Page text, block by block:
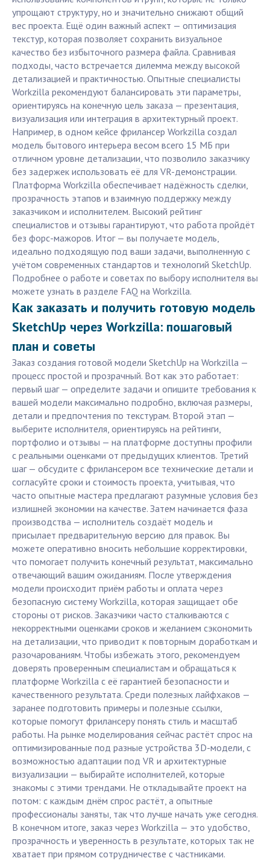
упрощают структуру, но и значительно снижают общий
вес проекта. Ещё один важный аспект — оптимизация
текстур, которая позволяет сохранить визуальное
качество без избыточного размера файла. Сравнивая
подходы, часто встречается дилемма между высокой
детализацией и практичностью. Опытные специалисты
Workzilla рекомендуют балансировать эти параметры,
ориентируясь на конечную цель заказа — презентация,
визуализация или интеграция в архитектурный проект.
Например, в одном кейсе фрилансер Workzilla создал
модель бытового интерьера весом всего 15 МБ при
отличном уровне детализации, что позволило заказчику
без задержек использовать её для VR-демонстрации.
Платформа Workzilla обеспечивает надёжность сделки,
прозрачность этапов и взаимную поддержку между
заказчиком и исполнителем. Высокий рейтинг
специалистов и отзывы гарантируют, что работа пройдёт
без форс-мажоров. Итог — вы получаете модель,
идеально подходящую под ваши задачи, выполненную с
учётом современных стандартов и технологий SketchUp.
Подробнее о работе и советах по выбору исполнителя вы
можете узнать в разделе FAQ на Workzilla.
Как заказать и получить готовую модель
SketchUp через Workzilla: пошаговый
план и советы
Заказ создания готовой модели SketchUp на Workzilla —
процесс простой и прозрачный. Вот как это работает:
первый шаг — определите задачи и опишите требования к
вашей модели максимально подробно, включая размеры,
детали и предпочтения по текстурам. Второй этап —
выберите исполнителя, ориентируясь на рейтинги,
портфолио и отзывы — на платформе доступны профили
с реальными оценками от предыдущих клиентов. Третий
шаг — обсудите с фрилансером все технические детали и
согласуйте сроки и стоимость проекта, учитывая, что
часто опытные мастера предлагают разумные условия без
излишней экономии на качестве. Затем начинается фаза
производства — исполнитель создаёт модель и
присылает предварительную версию для правок. Вы
можете оперативно вносить небольшие корректировки,
что помогает получить конечный результат, максимально
отвечающий вашим ожиданиям. После утверждения
модели происходит приём работы и оплата через
безопасную систему Workzilla, которая защищает обе
стороны от рисков. Заказчики часто сталкиваются с
некорректными оценками сроков и желанием сэкономить
на детализации, что приводит к повторным доработкам и
разочарованиям. Чтобы избежать этого, рекомендуем
доверять проверенным специалистам и обращаться к
платформе Workzilla с её гарантией безопасности и
качественного результата. Среди полезных лайфхаков —
заранее подготовить примеры и полезные ссылки,
которые помогут фрилансеру понять стиль и масштаб
работы. На рынке моделирования сейчас растёт спрос на
оптимизированные под разные устройства 3D-модели, с
возможностью адаптации под VR и архитектурные
визуализации — выбирайте исполнителей, которые
знакомы с этими трендами. Не откладывайте проект на
потом: с каждым днём спрос растёт, а опытные
профессионалы заняты, так что лучше начать уже сегодня.
В конечном итоге, заказ через Workzilla — это удобство,
прозрачность и уверенность в результате, которых так не
хватает при прямом сотрудничестве с частниками.